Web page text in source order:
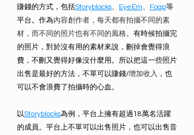
賺錢的方式，包括Storyblocks、 EyeEm、 Foap等
平台。作為內容創作者，每天都有拍攝不同的素
材，而不同的照片也有不同的風格。 有時候拍攝完
的照片，對於沒有用的素材來說，刪掉會覺得浪
費，不刪又覺得好像沒什麼用。所以把這一些照片
出售是最好的方法，不單可以賺錢/增加收入 ，也
可以不會浪費了拍攝時的心血。
以Storyblocks為例，平台上擁有超過18萬名活躍
的成員。平台上不單可以出售照片，也可以出售音